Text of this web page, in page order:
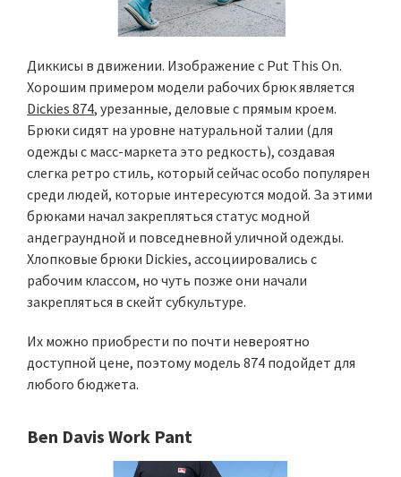
Диккисы в движении. Изображение с Put This On.
Хорошим примером модели рабочих брюк является
Dickies 874, урезанные, деловые с прямым кроем.
Брюки сидят на уровне натуральной талии (для
одежды с масс-маркета это редкость), создавая
слегка ретро стиль, который сейчас особо популярен
среди людей, которые интересуются модой. За этими
брюками начал закрепляться статус модной
андеграундной и повседневной уличной одежды.
Хлопковые брюки Dickies, ассоциировались с
рабочим классом, но чуть позже они начали
закрепляться в скейт субкультуре.
Их можно приобрести по почти невероятно
доступной цене, поэтому модель 874 подойдет для
любого бюджета.
Ben Davis Work Pant